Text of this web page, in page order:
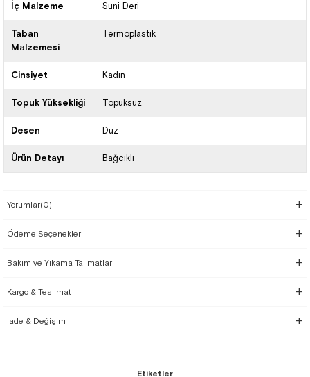
İç Malzeme Suni Deri
Taban
Malzemesi
Termoplastik
Cinsiyet Kadın
Topuk Yüksekliği Topuksuz
Desen Düz
Ürün Detayı Bağcıklı
Yorumlar(0)
Ödeme Seçenekleri
Bakım ve Yıkama Talimatları
Kargo & Teslimat
İade & Değişim
Etiketler